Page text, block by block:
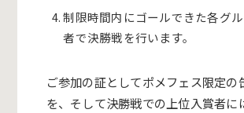
制限時間内にゴールできた各グ
者で決勝戦を行います。
ご参加の証としてポメフェス限定の
を、そして決勝戦での上位入賞者に